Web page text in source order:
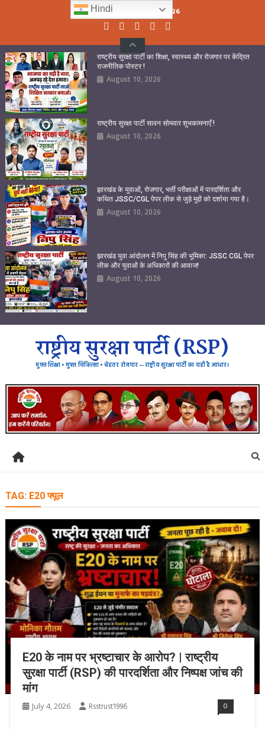
Monday, August 10, 2026
राष्ट्रीय सुरक्षा पार्टी का शिक्षा, स्वास्थ्य और रोजगार पर केंद्रित
राजनीतिक पोस्टर !
August 10, 2026
राष्ट्रीय सुरक्षा पार्टी सावन सोमवार शुभकामनाएँ !
August 10, 2026
झारखंड के युवाओं, रोजगार, भर्ती परीक्षाओं में पारदर्शिता और
कथित JSSC/CGL पेपर लीक से जुड़े मुद्दों को दर्शाया गया है।
August 10, 2026
झारखंड युवा आंदोलन में निपु सिंह की भूमिका: JSSC CGL पेपर
लीक और युवाओं के अधिकारों की आवाज!
August 10, 2026
राष्ट्रीय सुरक्षा पार्टी (RSP)
मुफ्त शिक्षा • मुफ्त चिकित्सा • बेहतर रोजगार — राष्ट्रीय सुरक्षा पार्टी का यही है आधार।
TAG: E20 फ्यूल
E20 के नाम पर भ्रष्टाचार के आरोप? | राष्ट्रीय
सुरक्षा पार्टी (RSP) की पारदर्शिता और निष्पक्ष जांच की
मांग
July 4, 2026 Rsstrust1996 0
Hindi